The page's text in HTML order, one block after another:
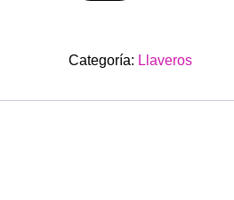
que más te gustan.
Categoría: Llaveros